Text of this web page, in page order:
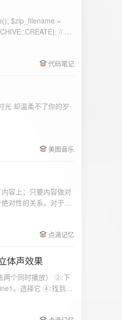
$zip_filename =
zip 对象 */ function
代码笔记
光 却温柔不了你的岁
美图音乐
容上；只要内容做对
对性的关系。对于质
点滴记忆
体声效果
两个同时播放） ②:下
它 ④:找到安